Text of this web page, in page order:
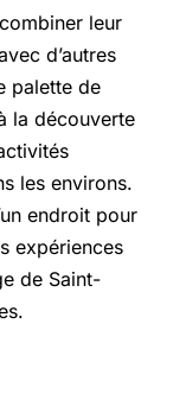
leur
d’autres
palette de
la découverte
les environs.
endroit pour
expériences
de Saint-